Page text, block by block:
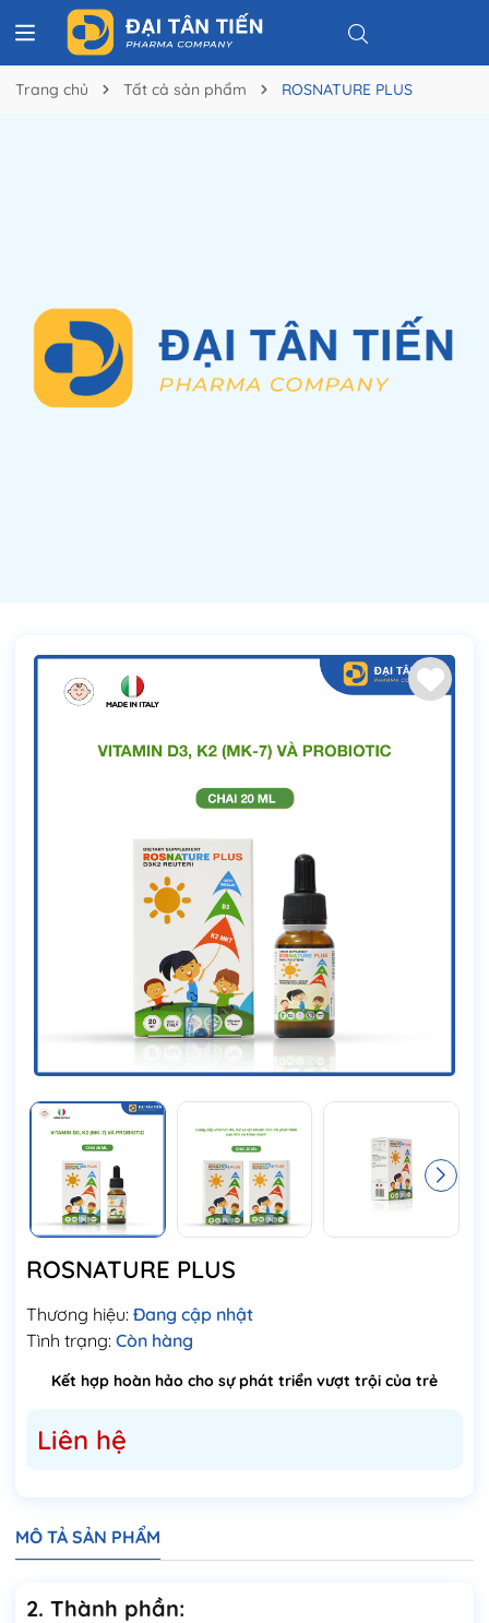
Trang chủ Tất cả sản phẩm ROSNATURE PLUS
ROSNATURE PLUS
Thương hiệu: Đang cập nhật
Tình trạng: Còn hàng
Kết hợp hoàn hảo cho sự phát triển vượt trội của trẻ
Liên hệ
MÔ TẢ SẢN PHẨM
2. Thành phần: